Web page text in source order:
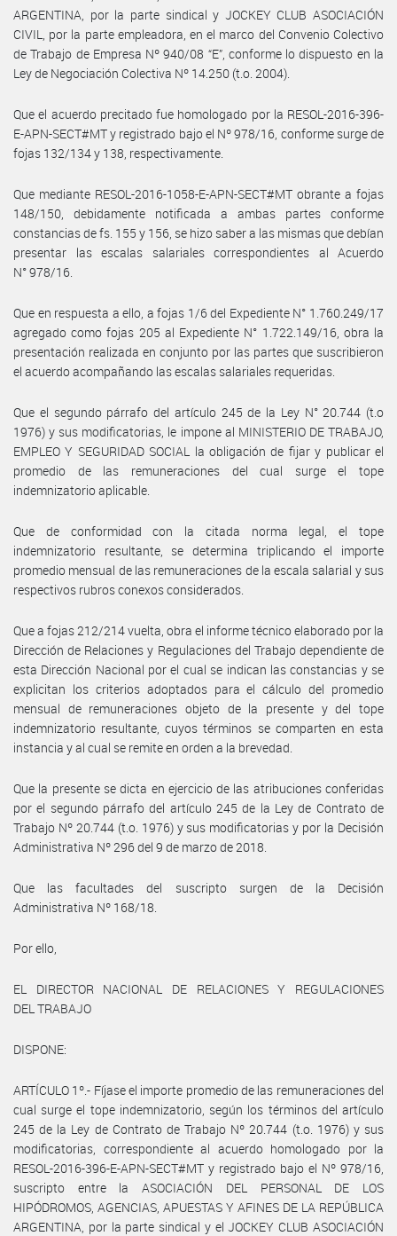
ARGENTINA, por la parte sindical y JOCKEY CLUB ASOCIACIÓN
CIVIL, por la parte empleadora, en el marco del Convenio Colectivo
de Trabajo de Empresa Nº 940/08 “E”, conforme lo dispuesto en la
Ley de Negociación Colectiva Nº 14.250 (t.o. 2004).
Que el acuerdo precitado fue homologado por la RESOL-2016-396-
E-APN-SECT#MT y registrado bajo el Nº 978/16, conforme surge de
fojas 132/134 y 138, respectivamente.
Que mediante RESOL-2016-1058-E-APN-SECT#MT obrante a fojas
148/150, debidamente notificada a ambas partes conforme
constancias de fs. 155 y 156, se hizo saber a las mismas que debían
presentar las escalas salariales correspondientes al Acuerdo
N° 978/16.
Que en respuesta a ello, a fojas 1/6 del Expediente N° 1.760.249/17
agregado como fojas 205 al Expediente N° 1.722.149/16, obra la
presentación realizada en conjunto por las partes que suscribieron
el acuerdo acompañando las escalas salariales requeridas.
Que el segundo párrafo del artículo 245 de la Ley N° 20.744 (t.o
1976) y sus modificatorias, le impone al MINISTERIO DE TRABAJO,
EMPLEO Y SEGURIDAD SOCIAL la obligación de fijar y publicar el
promedio de las remuneraciones del cual surge el tope
indemnizatorio aplicable.
Que de conformidad con la citada norma legal, el tope
indemnizatorio resultante, se determina triplicando el importe
promedio mensual de las remuneraciones de la escala salarial y sus
respectivos rubros conexos considerados.
Que a fojas 212/214 vuelta, obra el informe técnico elaborado por la
Dirección de Relaciones y Regulaciones del Trabajo dependiente de
esta Dirección Nacional por el cual se indican las constancias y se
explicitan los criterios adoptados para el cálculo del promedio
mensual de remuneraciones objeto de la presente y del tope
indemnizatorio resultante, cuyos términos se comparten en esta
instancia y al cual se remite en orden a la brevedad.
Que la presente se dicta en ejercicio de las atribuciones conferidas
por el segundo párrafo del artículo 245 de la Ley de Contrato de
Trabajo Nº 20.744 (t.o. 1976) y sus modificatorias y por la Decisión
Administrativa Nº 296 del 9 de marzo de 2018.
Que las facultades del suscripto surgen de la Decisión
Administrativa Nº 168/18.
Por ello,
EL DIRECTOR NACIONAL DE RELACIONES Y REGULACIONES
DEL TRABAJO
DISPONE:
ARTÍCULO 1º.- Fíjase el importe promedio de las remuneraciones del
cual surge el tope indemnizatorio, según los términos del artículo
245 de la Ley de Contrato de Trabajo Nº 20.744 (t.o. 1976) y sus
modificatorias, correspondiente al acuerdo homologado por la
RESOL-2016-396-E-APN-SECT#MT y registrado bajo el Nº 978/16,
suscripto entre la ASOCIACIÓN DEL PERSONAL DE LOS
HIPÓDROMOS, AGENCIAS, APUESTAS Y AFINES DE LA REPÚBLICA
ARGENTINA, por la parte sindical y el JOCKEY CLUB ASOCIACIÓN